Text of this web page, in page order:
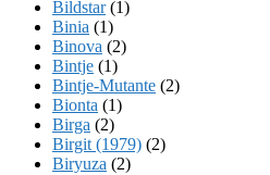
Bildstar(1)
Binia (1)
Binova (2)
Bintje (1)
Bintje-Mutante (2)
Bionta (1)
Birga (2)
Birgit (1979) (2)
Biryuza (2)